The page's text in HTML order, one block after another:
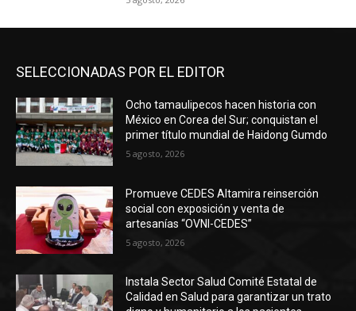
SELECCIONADAS POR EL EDITOR
Ocho tamaulipecos hacen historia con
México en Corea del Sur; conquistan el
primer título mundial de Haidong Gumdo
5 agosto, 2026
Promueve CEDES Altamira reinserción
social con exposición y venta de
artesanías “OVNI-CEDES”
5 agosto, 2026
Instala Sector Salud Comité Estatal de
Calidad en Salud para garantizar un trato